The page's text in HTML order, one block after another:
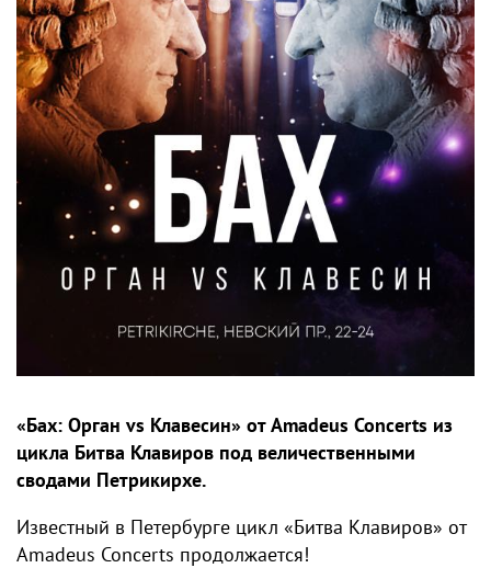
«Бах: Орган vs Клавесин» от Amadeus Concerts из
цикла Битва Клавиров под величественными
сводами Петрикирхе.
Известный в Петербурге цикл «Битва Клавиров» от
Amadeus Concerts продолжается!